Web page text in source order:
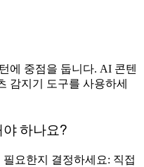
에 중점을 둡니다. AI 콘텐
감지기 도구를 사용하세
하나요?
요한지 결정하세요: 직접